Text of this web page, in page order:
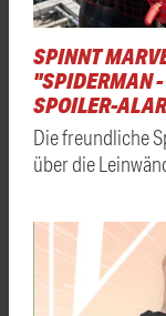
SPINNT
"SPIDERMAN
SPOILER-
Die freundliche
über die